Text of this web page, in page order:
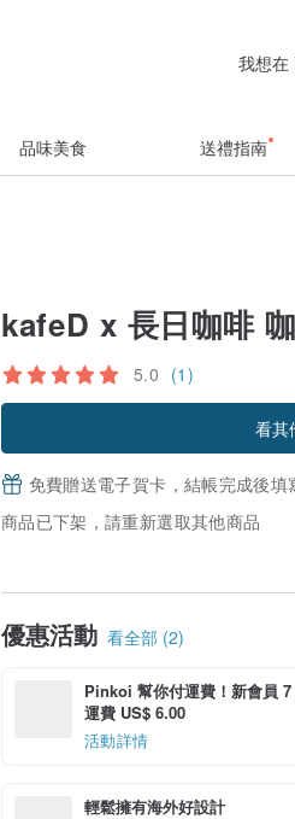
我想在
品味美食 送禮指南
kafeD x 長日咖啡
5.0 (1)
看其
免費贈送電子賀卡，結帳完成後填
商品已下架，請重新選取其他商品
優惠活動 看全部 (2)
Pinkoi 幫你付運費！新會員
運費 US$ 6.00
活動詳情
輕鬆擁有海外好設計